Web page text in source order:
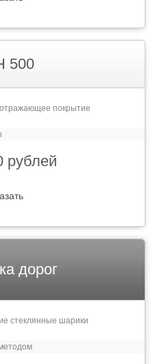
500
покрытие
рублей
дорог
стеклянные шарики